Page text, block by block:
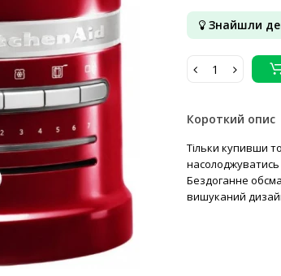
Знайшли
Короткий опис
Тільки купивши
насолоджуватись
Бездоганне
вишуканий